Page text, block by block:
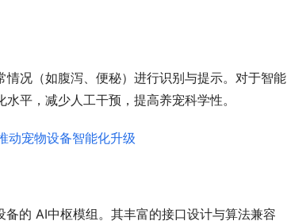
况（如腹泻、便秘）进行识别与提示。对于智能
平，减少人工干预，提高养宠科学性。
的 AI中枢模组。其丰富的接口设计与算法兼容